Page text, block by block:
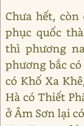
Chưa hết, còn
phục quốc
thì phương
phương bắc
có Khố Xa
Hà có Thiết
ở Âm Sơn lại